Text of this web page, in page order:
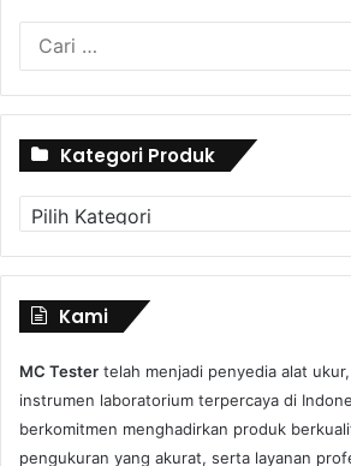
Kategori Produk
Kategori
Produk
Kami
MC Tester telah menjadi penyedia alat
instrumen laboratorium terpercaya di
berkomitmen menghadirkan produk
pengukuran yang akurat, serta layanan